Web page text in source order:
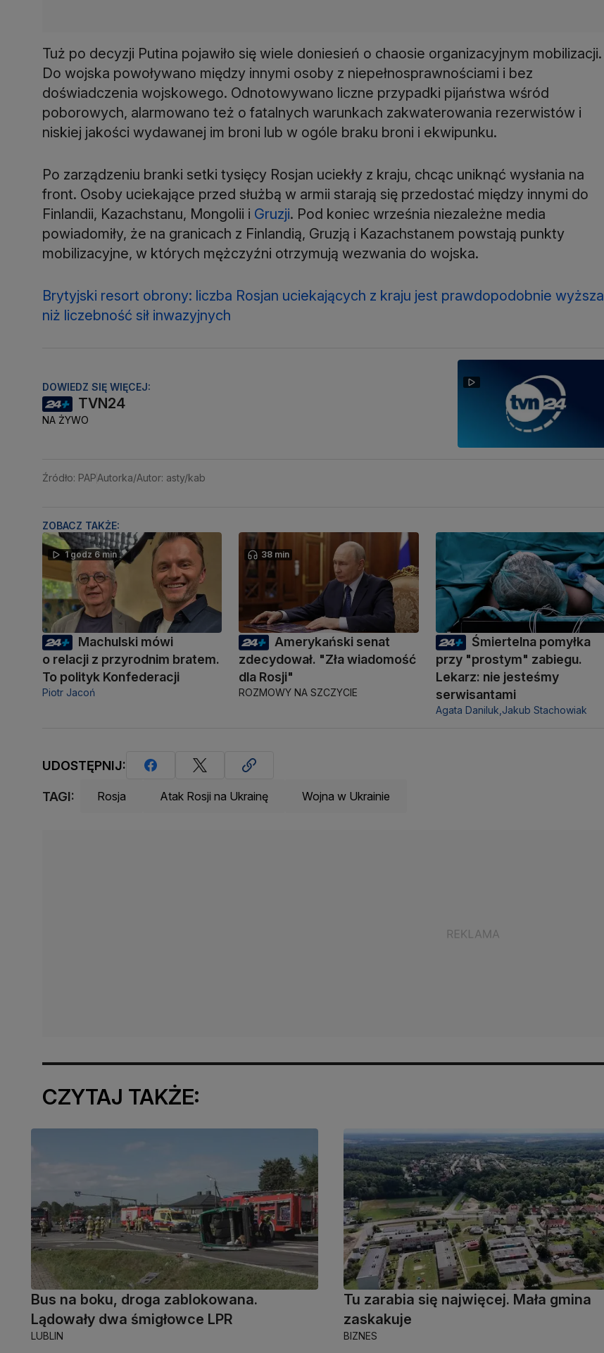
Tuż po decyzji Putina pojawiło się wiele doniesień o chaosie organizacyjnym mobilizacji.
Do wojska powoływano między innymi osoby z niepełnosprawnościami i bez
doświadczenia wojskowego. Odnotowywano liczne przypadki pijaństwa wśród
poborowych, alarmowano też o fatalnych warunkach zakwaterowania rezerwistów i
niskiej jakości wydawanej im broni lub w ogóle braku broni i ekwipunku.
Po zarządzeniu branki setki tysięcy Rosjan uciekły z kraju, chcąc uniknąć wysłania na
front. Osoby uciekające przed służbą w armii starają się przedostać między innymi do
Finlandii, Kazachstanu, Mongolii i Gruzji. Pod koniec września niezależne media
powiadomiły, że na granicach z Finlandią, Gruzją i Kazachstanem powstają punkty
mobilizacyjne, w których mężczyźni otrzymują wezwania do wojska.
Brytyjski resort obrony: liczba Rosjan uciekających z kraju jest prawdopodobnie wyższa
niż liczebność sił inwazyjnych
DOWIEDZ SIĘ WIĘCEJ:
TVN24
NA ŻYWO
Źródło: PAPAutorka/Autor: asty/kab
ZOBACZ TAKŻE:
1 godz 6 min
Machulski mówi
o relacji z przyrodnim bratem.
To polityk Konfederacji
Piotr Jacoń
38 min
Amerykański senat
zdecydował. "Zła wiadomość
dla Rosji"
ROZMOWY NA SZCZYCIE
Śmiertelna pomyłka
przy "prostym" zabiegu.
Lekarz: nie jesteśmy
serwisantami
Agata Daniluk, Jakub Stachowiak
UDOSTĘPNIJ:
TAGI: Rosja Atak Rosji na Ukrainę Wojna w Ukrainie
CZYTAJ TAKŻE:
Bus na boku, droga zablokowana.
Lądowały dwa śmigłowce LPR
LUBLIN
Tu zarabia się najwięcej. Mała gmina
zaskakuje
BIZNES